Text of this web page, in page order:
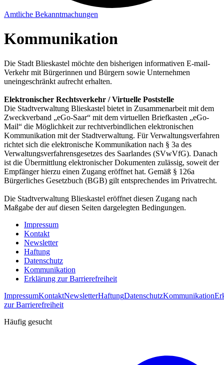
Amtliche Bekanntmachungen
Kommunikation
Die Stadt Blieskastel möchte den bisherigen informativen E-mail-
Verkehr mit Bürgerinnen und Bürgern sowie Unternehmen
uneingeschränkt aufrecht erhalten.
Elektronischer Rechtsverkehr / Virtuelle Poststelle
Die Stadtverwaltung Blieskastel bietet in Zusammenarbeit mit dem
Zweckverband „eGo-Saar“ mit dem virtuellen Briefkasten „eGo-
Mail“ die Möglichkeit zur rechtverbindlichen elektronischen
Kommunikation mit der Stadtverwaltung. Für Verwaltungsverfahren
richtet sich die elektronische Kommunikation nach § 3a des
Verwaltungsverfahrensgesetzes des Saarlandes (SVwVfG). Danach
ist die Übermittlung elektronischer Dokumenten zulässig, soweit der
Empfänger hierzu einen Zugang eröffnet hat. Gemäß § 126a
Bürgerliches Gesetzbuch (BGB) gilt entsprechendes im Privatrecht.
Die Stadtverwaltung Blieskastel eröffnet diesen Zugang nach
Maßgabe der auf diesen Seiten dargelegten Bedingungen.
Impressum
Kontakt
Newsletter
Haftung
Datenschutz
Kommunikation
Erklärung zur Barrierefreiheit
ImpressumKontaktNewsletterHaftungDatenschutzKommunikation
zur Barrierefreiheit
Häufig gesucht